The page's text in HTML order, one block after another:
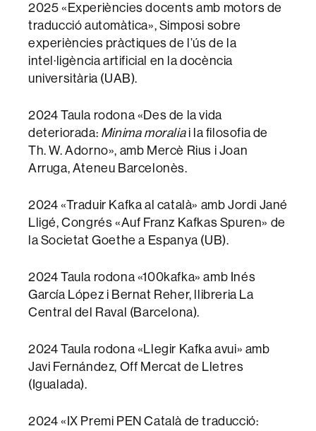
2025 «Experiències docents amb motors de
traducció automàtica», Simposi sobre
experiències pràctiques de l’ús de la
intel·ligència artificial en la docència
universitària (UAB).
2024 Taula rodona «Des de la vida
deteriorada: Minima moralia i la filosofia de
Th. W. Adorno», amb Mercè Rius i Joan
Arruga, Ateneu Barcelonès.
2024 «Traduir Kafka al català» amb Jordi Jané
Lligé, Congrés «Auf Franz Kafkas Spuren» de
la Societat Goethe a Espanya (UB).
2024 Taula rodona «100kafka» amb Inés
García López i Bernat Reher, llibreria La
Central del Raval (Barcelona).
2024 Taula rodona «Llegir Kafka avui» amb
Javi Fernández, Off Mercat de Lletres
(Igualada).
2024 «IX Premi PEN Català de traducció: